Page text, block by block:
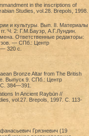
in the inscriptions of
Studies, vol.28. Brepols, 1998.
и культуры. Вып. II. Материалы
Ч. 2: Г.М.Бауэр, А.Г.Лундин.
Ответственные редакторы:
— СПб.: Центр
320 с.
Bronze Altar from The British
Выпуск 9. СПб.: Центр
384—391.
In Ancient Raybūn //
vol.27. Brepols, 1997. С. 113-
Грязневич (19